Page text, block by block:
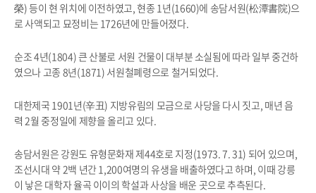
榮) 등이 현 위치에 이전하였고, 현종 1년(1660)에 송담서원(松潭書院)으
로 사액되고 묘정비는 1726년에 만들어졌다.
순조 4년(1804) 큰 산불로 서원 건물이 대부분 소실됨에 따라 일부 중건하
였으나 고종 8년(1871) 서원철폐령으로 철거되었다.
대한제국 1901년(辛丑) 지방유림의 모금으로 사당을 다시 짓고, 매년 음
력 2월 중정일에 제향을 올리고 있다.
송담서원은 강원도 유형문화재 제44호로 지정(1973. 7. 31) 되어 있으며,
조선시대 약 2백 년간 1,200여명의 유생을 배출하였다고 하며, 이때 강릉
이 낳은 대학자 율곡 이이의 학설과 사상을 배운 곳으로 추측된다.